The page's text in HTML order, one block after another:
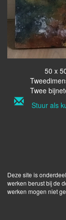
50 x
Twee
Stuur als
Deze site is
werken berust bij de
werken mogen niet